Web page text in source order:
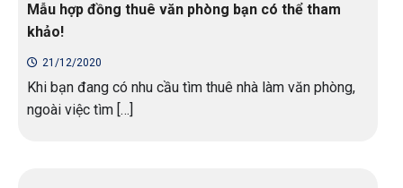
Mẫu hợp đồng thuê văn phòng bạn có thể tham
khảo!
21/12/2020
Khi bạn đang có nhu cầu tìm thuê nhà làm văn phòng,
ngoài việc tìm […]